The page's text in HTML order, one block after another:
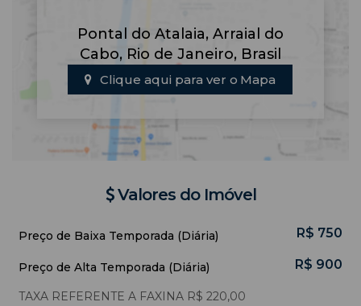
Pontal do Atalaia, Arraial do
Cabo, Rio de Janeiro, Brasil
Clique aqui para ver o Mapa
Valores do Imóvel
R$ 750
Preço de Baixa Temporada (Diária)
R$ 900
Preço de Alta Temporada (Diária)
TAXA REFERENTE A FAXINA R$ 220,00